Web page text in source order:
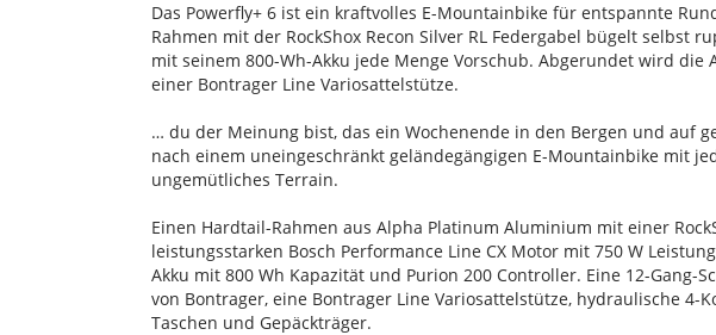
Das Powerfly+ 6 ist ein kraftvolles E-Mountainbike für entspannte
Rahmen mit der RockShox Recon Silver RL Federgabel bügelt selbst
mit seinem 800-Wh-Akku jede Menge Vorschub. Abgerundet wird
einer Bontrager Line Variosattelstütze.
… du der Meinung bist, das ein Wochenende in den Bergen und auf
nach einem uneingeschränkt geländegängigen E-Mountainbike mit
ungemütliches Terrain.
Einen Hardtail-Rahmen aus Alpha Platinum Aluminium mit einer
leistungsstarken Bosch Performance Line CX Motor mit 750 W
Akku mit 800 Wh Kapazität und Purion 200 Controller. Eine 12-Gang-
von Bontrager, eine Bontrager Line Variosattelstütze, hydraulische
Taschen und Gepäckträger.